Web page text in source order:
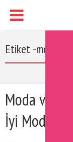
Etiket -modayı
Moda ve
İyi Moda